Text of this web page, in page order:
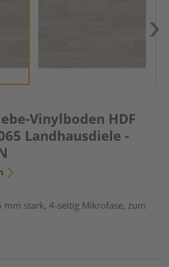
Vinylboden HDF
Landhausdiele -
mm stark, 4-seitig Mikrofase, zum